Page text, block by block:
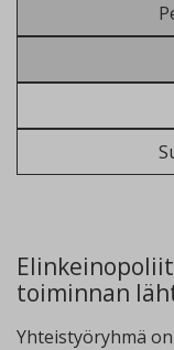
toiminnan
Yhteistyöryhmä